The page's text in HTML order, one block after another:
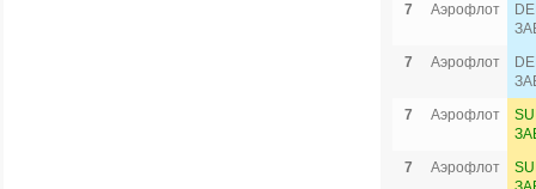
7
Аэрофлот
7
Аэрофлот
7
Аэрофлот
7
Аэрофлот